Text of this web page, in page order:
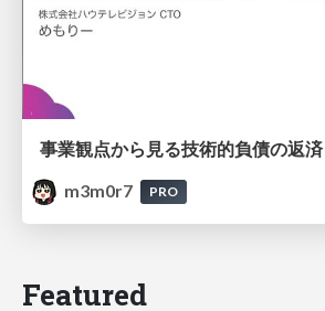
事業観点から見る技術的負債の返済
m3m0r7
PRO
Featured